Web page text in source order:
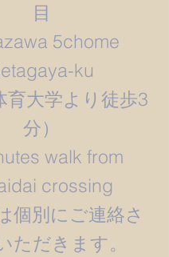
目
5chome
ku
育大学より徒歩3
分）
walk from
crossing
個別にご連絡さ
ただきます。